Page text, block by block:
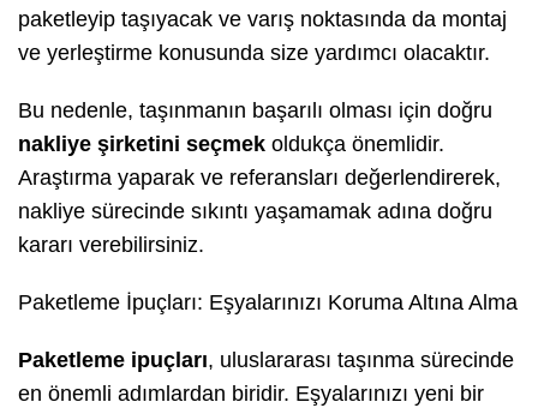
paketleyip taşıyacak ve varış noktasında da montaj
ve yerleştirme konusunda size yardımcı olacaktır.
Bu nedenle, taşınmanın başarılı olması için doğru
nakliye şirketini seçmek oldukça önemlidir.
Araştırma yaparak ve referansları değerlendirerek,
nakliye sürecinde sıkıntı yaşamamak adına doğru
kararı verebilirsiniz.
Paketleme İpuçları: Eşyalarınızı Koruma Altına Alma
Paketleme ipuçları, uluslararası taşınma sürecinde
en önemli adımlardan biridir. Eşyalarınızı yeni bir